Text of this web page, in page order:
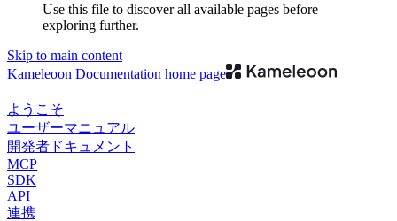
Use this file to discover all available pages before
exploring further.
Skip to main content
Kameleoon Documentation home page
ようこそ
ユーザーマニュアル
開発者ドキュメント
MCP
SDK
API
連携